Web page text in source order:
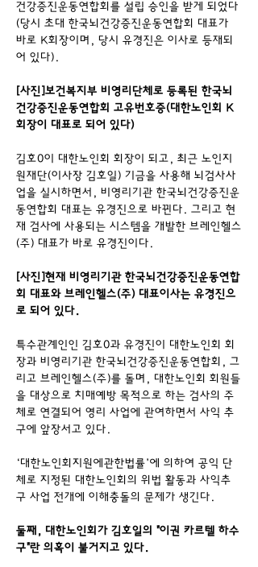
건강증진운동연합회를 설립 승인을 받게 되었다
(당시 초대 한국뇌건강증진운동연합회 대표가
바로 K회장이며, 당시 유경진은 이사로 등재되
어 있다).
[사진]보건복지부 비영리단체로 등록된 한국뇌
건강증진운동연합회 고유번호증(대한노인회 K
회장이 대표로 되어 있다)
김호0이 대한노인회 회장이 되고, 최근 노인지
원재단(이사장 김호일) 기금을 사용해 뇌검사사
업을 실시하면서, 비영리기관 한국뇌건강증진운
동연합회 대표는 유경진으로 바뀐다. 그리고 현
재 검사에 사용되는 시스템을 개발한 브레인헬스
(주) 대표가 바로 유경진이다.
[사진]현재 비영리기관 한국뇌건강증진운동연합
회 대표와 브레인헬스(주) 대표이사는 유경진으
로 되어 있다.
특수관계인인 김호0과 유경진이 대한노인회 회
장과 비영리기관 한국뇌건강증진운동연합회, 그
리고 브레인헬스(주)를 돌며, 대한노인회 회원들
을 대상으로 치매예방 목적으로 하는 검사의 주
체로 연결되어 영리 사업에 관여하면서 사익 추
구에 앞장서고 있다.
‘대한노인회지원에관한법률’에 의하여 공익 단
체로 지정된 대한노인회의 위법 활동과 사익추
구 사업 전개에 이해충돌의 문제가 생긴다.
둘째, 대한노인회가 김호일의 "이권 카르텔 하수
구"란 의혹이 불거지고 있다.